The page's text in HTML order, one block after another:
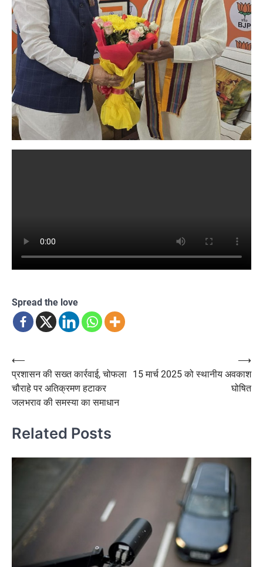
Spread the love
Post
navigation
⟵
प्रशासन की सख्त कार्रवाई, चोफला
चौराहे पर अतिक्रमण हटाकर
जलभराव की समस्या का समाधान
15 मार्च 2025 को स्थानीय अवकाश
घोषित
⟶
Related Posts